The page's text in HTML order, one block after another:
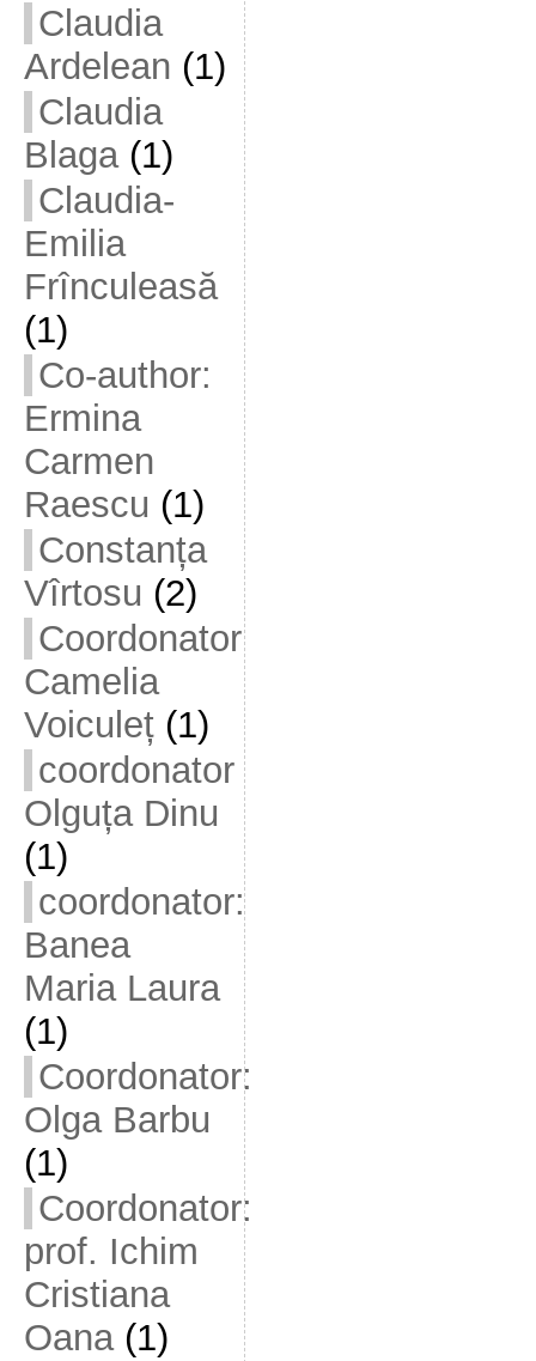
Claudia
Ardelean (1)
Claudia
Blaga(1)
Claudia-
Emilia
Frînculeasă
(1)
Co-author:
Ermina
Carmen
Raescu (1)
Constanța
Vîrtosu (2)
Coordonator
Camelia
Voiculeț(1)
coordonator
Olguța Dinu
(1)
coordonator:
Banea
Maria Laura
(1)
Coordonator:
Olga Barbu
(1)
Coordonator:
prof. Ichim
Cristiana
Oana(1)